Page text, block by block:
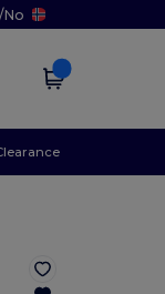
No